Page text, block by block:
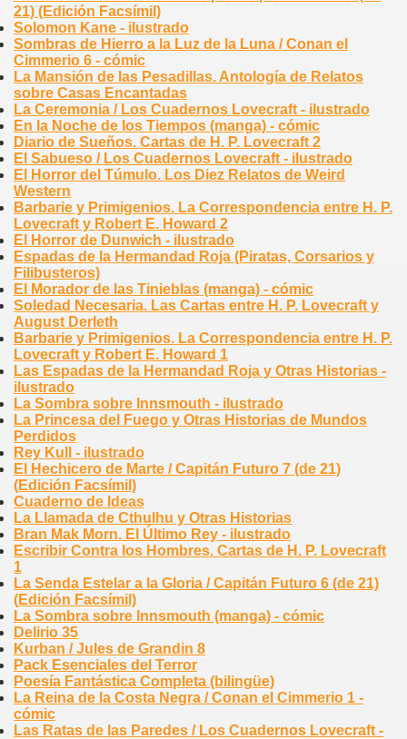
21) (Edición Facsímil)
Solomon Kane - ilustrado
Sombras de Hierro a la Luz de la Luna / Conan el
Cimmerio 6 - cómic
La Mansión de las Pesadillas. Antología de Relatos
sobre Casas Encantadas
La Ceremonia / Los Cuadernos Lovecraft - ilustrado
En la Noche de los Tiempos (manga) - cómic
Diario de Sueños. Cartas de H. P. Lovecraft 2
El Sabueso / Los Cuadernos Lovecraft - ilustrado
El Horror del Túmulo. Los Diez Relatos de Weird
Western
Barbarie y Primigenios. La Correspondencia entre H. P.
Lovecraft y Robert E. Howard 2
El Horror de Dunwich - ilustrado
Espadas de la Hermandad Roja (Piratas, Corsarios y
Filibusteros)
El Morador de las Tinieblas (manga) - cómic
Soledad Necesaria. Las Cartas entre H. P. Lovecraft y
August Derleth
Barbarie y Primigenios. La Correspondencia entre H. P.
Lovecraft y Robert E. Howard 1
Las Espadas de la Hermandad Roja y Otras Historias -
ilustrado
La Sombra sobre Innsmouth - ilustrado
La Princesa del Fuego y Otras Historias de Mundos
Perdidos
Rey Kull - ilustrado
El Hechicero de Marte / Capitán Futuro 7 (de 21)
(Edición Facsímil)
Cuaderno de Ideas
La Llamada de Cthulhu y Otras Historias
Bran Mak Morn. El Último Rey - ilustrado
Escribir Contra los Hombres. Cartas de H. P. Lovecraft
1
La Senda Estelar a la Gloria / Capitán Futuro 6 (de 21)
(Edición Facsímil)
La Sombra sobre Innsmouth (manga) - cómic
Delirio 35
Kurban / Jules de Grandin 8
Pack Esenciales del Terror
Poesía Fantástica Completa (bilingüe)
La Reina de la Costa Negra / Conan el Cimmerio 1 -
cómic
Las Ratas de las Paredes / Los Cuadernos Lovecraft -